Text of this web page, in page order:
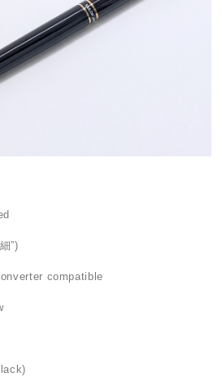
”)
compatible